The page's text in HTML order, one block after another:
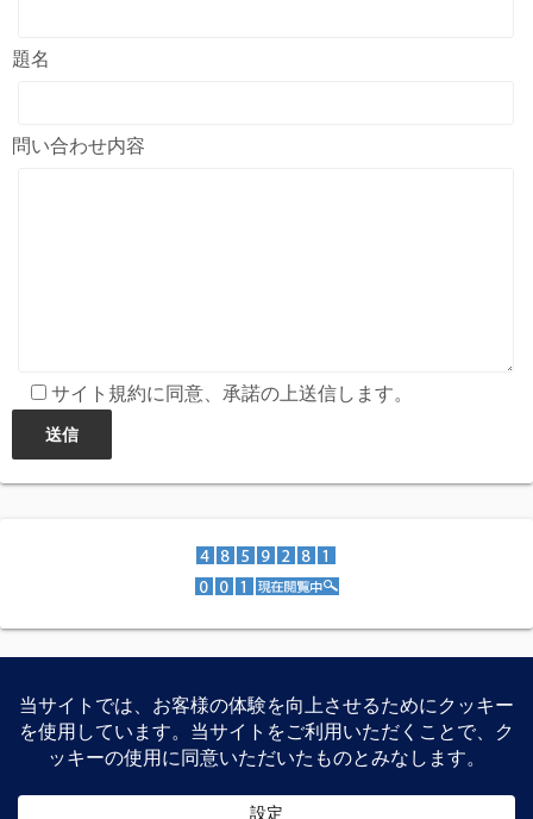
題名
問い合わせ内容
サイト規約に同意、承諾の上送信します。